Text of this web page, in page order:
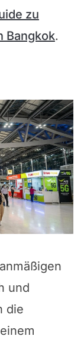
zu
Bangkok.
und
die